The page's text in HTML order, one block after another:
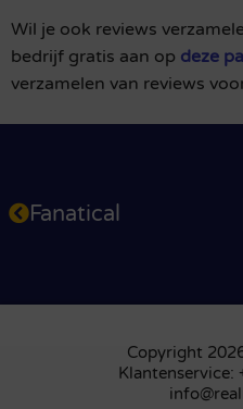
Wil je ook reviews
bedrijf gratis aan op deze
verzamelen van reviews
Fanatical
Copyright
Klantenservice: